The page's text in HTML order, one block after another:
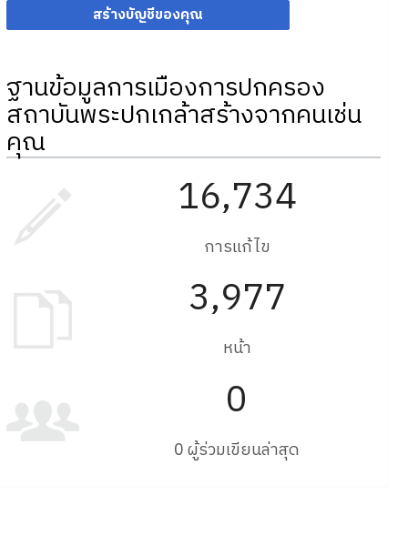
สร้างบัญชีของคุณ
ฐานข้อมูลการเมืองการปกครอง
สถาบันพระปกเกล้าสร้างจากคนเช่น
คุณ
16,734
การแก้ไข
3,977
หน้า
0
0 ผู้ร่วมเขียนล่าสุด